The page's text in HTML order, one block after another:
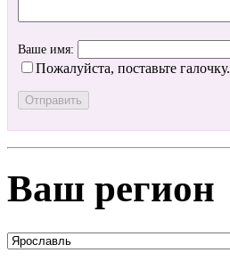
Ваше имя:
Пожалуйста, поставьте галочку.
Ваш регион